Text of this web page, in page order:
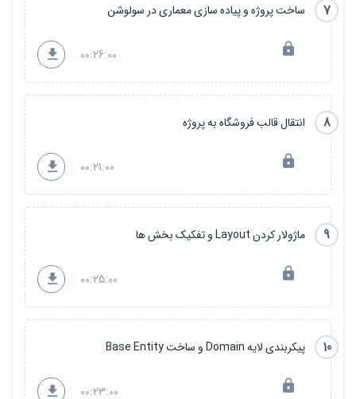
7 ساخت پروژه و پیاده سازی معماری در سولوشن
00:26:00
8 انتقال قالب فروشگاه به پروژه
00:21:00
9 ماژولار کردن Layout و تفکیک بخش ها
00:25:00
10 پیکربندی لایه Domain و ساخت Base Entity
00:23:00